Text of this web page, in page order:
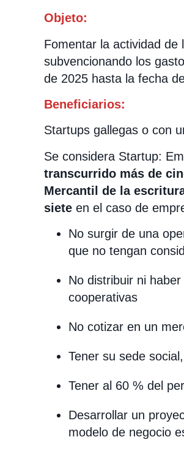
Objeto:
Fomentar la actividad
subvencionando los
de 2025 hasta la fecha
Beneficiarios:
Startups gallegas o con
Se considera Startup:
transcurrido más de
Mercantil de la
sieteen el caso de
No surgir de una
que no tengan
No distribuir ni
cooperativas
No cotizar en un
Tener su sede
Tener al 60 % del
Desarrollar un
modelo de negocio